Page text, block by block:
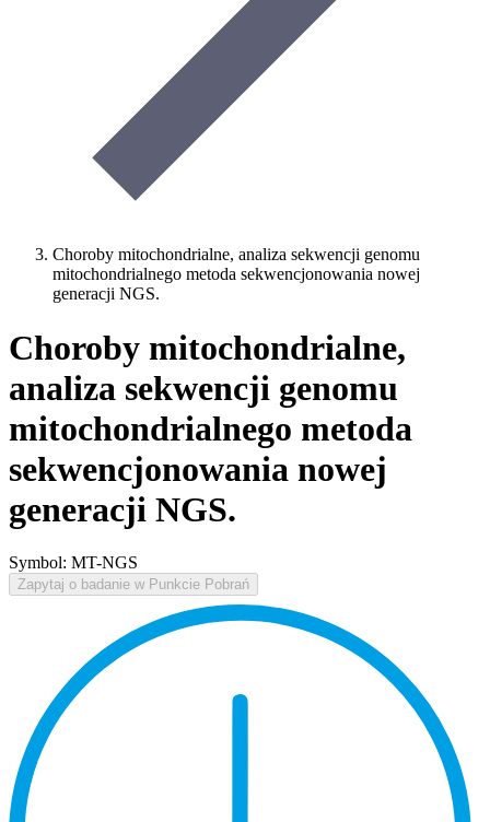
Choroby mitochondrialne, analiza sekwencji genomu
mitochondrialnego metoda sekwencjonowania nowej
generacji NGS.
Choroby mitochondrialne,
analiza sekwencji genomu
mitochondrialnego metoda
sekwencjonowania nowej
generacji NGS.
Symbol: MT-NGS
Zapytaj o badanie w Punkcie Pobrań